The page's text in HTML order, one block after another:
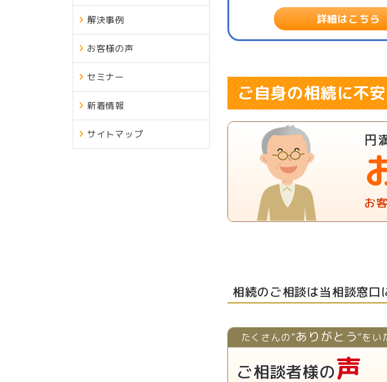
詳細はこちら
ご自身の相続に不
円
お
相続のご相談は当相談窓口
ご相談者様の声
たくさんの”ありがとう”をい
解決事例
お客様の声
セミナー
新着情報
サイトマップ